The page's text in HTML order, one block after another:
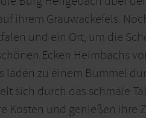
ihrem Grauwackefels.
und ein Ort, um die
Ecken Heimbachs
laden zu einem Bummel
sich durch das schmale
Kosten und genießen ihre